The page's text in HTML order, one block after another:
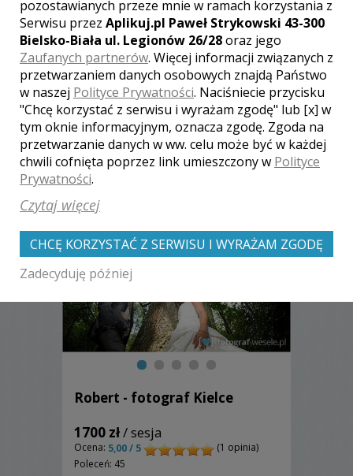
[ brak komentarzy ]
Zobacz także galerie
innych fotografów
Robert - fotograf Kielce
1700 zł/ sesja
Ocena: 5,00 / 5
(1 opinia)
Poleceń: 45
pozostawianych przeze mnie w ramach korzystania z
Serwisu przez Aplikuj.pl Paweł Strykowski 43-300
Bielsko-Biała ul. Legionów 26/28oraz jego
Zaufanych partnerów. Więcej informacji związanych z
przetwarzaniem danych osobowych znajdą Państwo
w naszej Polityce Prywatności. Naciśniecie przycisku
"Chcę korzystać z serwisu i wyrażam zgodę" lub [x] w
tym oknie informacyjnym, oznacza zgodę. Zgoda na
przetwarzanie danych w ww. celu może być w każdej
chwili cofnięta poprzez link umieszczony w Polityce
Prywatności.
Czytaj więcej
CHCĘ KORZYSTAĆ Z SERWISU I WYRAŻAM ZGODĘ
Zadecyduję później